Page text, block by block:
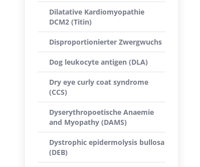
Dilatative Kardiomyopathie
DCM2 (Titin)
Disproportionierter Zwergwuchs
Dog leukocyte antigen (DLA)
Dry eye curly coat syndrome
(CCS)
Dyserythropoetische Anaemie
and Myopathy (DAMS)
Dystrophic epidermolysis bullosa
(DEB)